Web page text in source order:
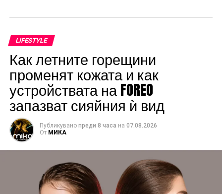
LIFESTYLE
Как летните горещини
променят кожата и как
устройствата на FOREO
запазват сияйния ѝ вид
Публикувано преди 8 часа на 07.08.2026
От МИКА